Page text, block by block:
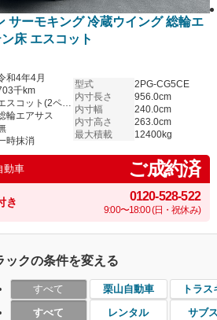
サーモキング 冷蔵ウイング 総輪エ
床 エスコット
和4年4月
千km
輪エアサス
時抹消
型式
2PG-CG5CE
内寸長さ
956.0cm
内寸幅
240.0cm
内寸高さ
263.0cm
最大積載
12400kg
動車 ご成約済
き 0120-528-522
9:00〜18:00 (日・祝休み)
クの条件を変える
すべて 栗山自動車 トラス
すべて レンタル サブ